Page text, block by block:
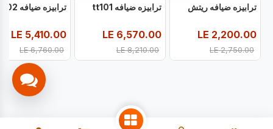
ترابيزه ضيافه ريتش
2,200.00
2,750.00
LE
ترابيزه ضيافه tt101
6,570.00
8,210.00
LE
ترابيزه ضيافه tt102
5,410.00
6,760.00
LE